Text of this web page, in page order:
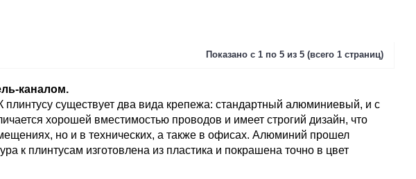
Показано с 1 по 5 из 5 (всего 1 страниц)
каналом.
существует два вида крепежа: стандартный алюминиевый, и с
хорошей вместимостью проводов и имеет строгий дизайн, что
но и в технических, а также в офисах. Алюминий прошел
к плинтусам изготовлена из пластика и покрашена точно в цвет